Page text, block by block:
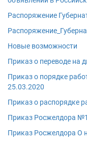
Распоряжение
Новые возможности
Приказ о переводе на
Приказ о порядке
25.03.2020
Приказ о распорядке
Приказ Росжелдора
Приказ Росжелдора О